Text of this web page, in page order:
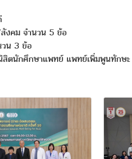
งคม จำนวน 5 ข้อ
วน 3 ข้อ
สิตนักศึกษาแพทย์ แพทย์เพิ่มพูนทัก